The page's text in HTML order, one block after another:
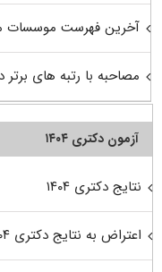
آخرین فهرست موسسات
مصاحبه با رتبه های برتر
آزمون دکتری ۱۴۰۴
نتایج دکتری ۱۴۰۴
اعتراض به نتایج دکتری ۱۴۰۴